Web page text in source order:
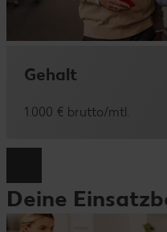
Gehalt
1.000 € brutto/mtl.
Deine